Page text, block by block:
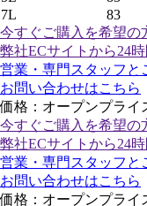
7L
83
今すぐご購入 を希望の
弊社ECサイトから24
営業・専門スタッフと
お問い合わせはこちら
価格：オープンプライ
今すぐご購入 を希望の
弊社ECサイトから24
営業・専門スタッフと
お問い合わせはこちら
価格：オープンプライ